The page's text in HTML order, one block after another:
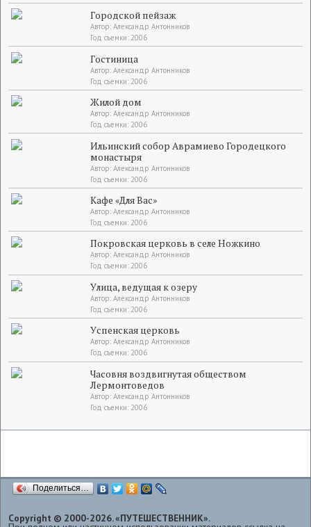
Городской пейзаж
Автор: Александр Антонников
Год съемки: 2006
Гостиница
Автор: Александр Антонников
Год съемки: 2006
Жилой дом
Автор: Александр Антонников
Год съемки: 2006
Ильинский собор Аврамиево Городецкого
монастыря
Автор: Александр Антонников
Год съемки: 2006
Кафе «Для Вас»
Автор: Александр Антонников
Год съемки: 2006
Покровская церковь в селе Ножкино
Автор: Александр Антонников
Год съемки: 2006
Улица, ведущая к озеру
Автор: Александр Антонников
Год съемки: 2006
Успенская церковь
Автор: Александр Антонников
Год съемки: 2006
Часовня воздвигнутая обществом
Лермонтоведов
Автор: Александр Антонников
Год съемки: 2006
Поделиться…
Copyright © 2000-2026. «ПУТЕШЕСТВЕННИК».